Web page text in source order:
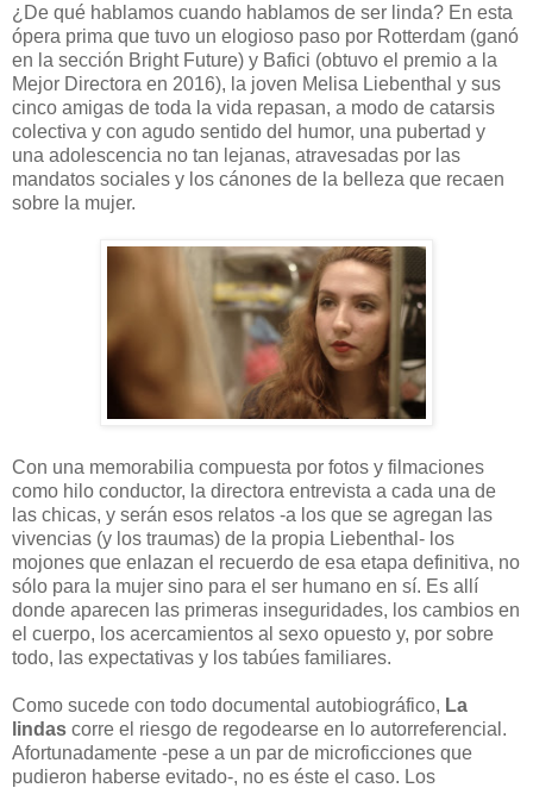
¿De qué hablamos cuando hablamos de ser linda? En esta
ópera prima que tuvo un elogioso paso por Rotterdam (ganó
en la sección Bright Future) y Bafici (obtuvo el premio a la
Mejor Directora en 2016), la joven Melisa Liebenthal y sus
cinco amigas de toda la vida repasan, a modo de catarsis
colectiva y con agudo sentido del humor, una pubertad y
una adolescencia no tan lejanas, atravesadas por las
mandatos sociales y los cánones de la belleza que recaen
sobre la mujer.
Con una memorabilia compuesta por fotos y filmaciones
como hilo conductor, la directora entrevista a cada una de
las chicas, y serán esos relatos -a los que se agregan las
vivencias (y los traumas) de la propia Liebenthal- los
mojones que enlazan el recuerdo de esa etapa definitiva, no
sólo para la mujer sino para el ser humano en sí. Es allí
donde aparecen las primeras inseguridades, los cambios en
el cuerpo, los acercamientos al sexo opuesto y, por sobre
todo, las expectativas y los tabúes familiares.
Como sucede con todo documental autobiográfico, La
lindas corre el riesgo de regodearse en lo autorreferencial.
Afortunadamente -pese a un par de microficciones que
pudieron haberse evitado-, no es éste el caso. Los